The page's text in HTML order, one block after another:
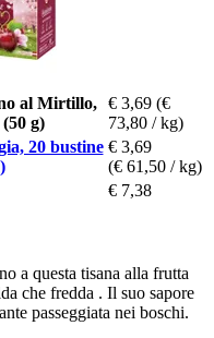
al Mirtillo,
g)
€ 3,69 (€
73,80 / kg)
20 bustine € 3,69
(€ 61,50 / kg)
€ 7,38
a questa tisana alla frutta
che fredda . Il suo sapore
passeggiata nei boschi.